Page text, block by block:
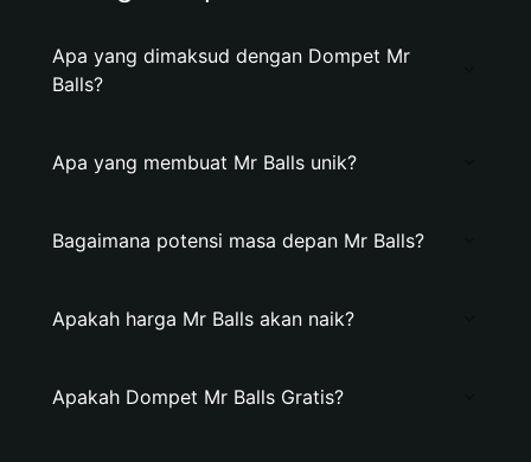
Apa yang dimaksud dengan Dompet Mr
Balls?
Apa yang membuat Mr Balls unik?
Bagaimana potensi masa depan Mr Balls?
Apakah harga Mr Balls akan naik?
Apakah Dompet Mr Balls Gratis?